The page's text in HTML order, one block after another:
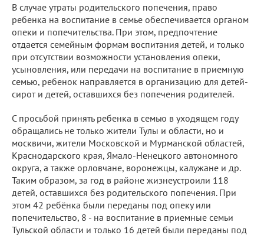
В случае утраты родительского попечения, право
ребенка на воспитание в семье обеспечивается органом
опеки и попечительства. При этом, предпочтение
отдается семейным формам воспитания детей, и только
при отсутствии возможности установления опеки,
усыновления, или передачи на воспитание в приемную
семью, ребенок направляется в организацию для детей-
сирот и детей, оставшихся без попечения родителей.
С просьбой принять ребенка в семью в уходящем году
обращались не только жители Тулы и области, но и
москвичи, жители Московской и Мурманской областей,
Краснодарского края, Ямало-Ненецкого автономного
округа, а также орловчане, воронежцы, калужане и др.
Таким образом, за год в районе жизнеустроили 118
детей, оставшихся без родительского попечения. При
этом 42 ребёнка были переданы под опеку или
попечительство, 8 - на воспитание в приемные семьи
Тульской области и только 16 детей были переданы под